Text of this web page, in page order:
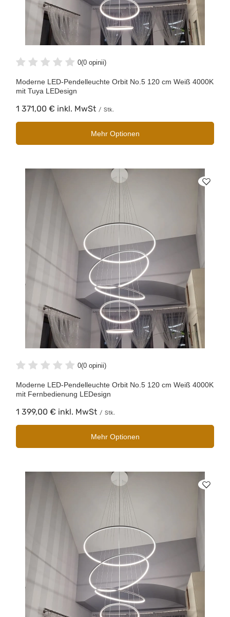
0(0 opinii)
Moderne LED-Pendelleuchte Orbit No.5 120 cm Weiß 4000K
mit Tuya LEDesign
1 371,00 € inkl. MwSt / Stk.
Mehr Optionen
0(0 opinii)
Moderne LED-Pendelleuchte Orbit No.5 120 cm Weiß 4000K
mit Fernbedienung LEDesign
1 399,00 € inkl. MwSt / Stk.
Mehr Optionen